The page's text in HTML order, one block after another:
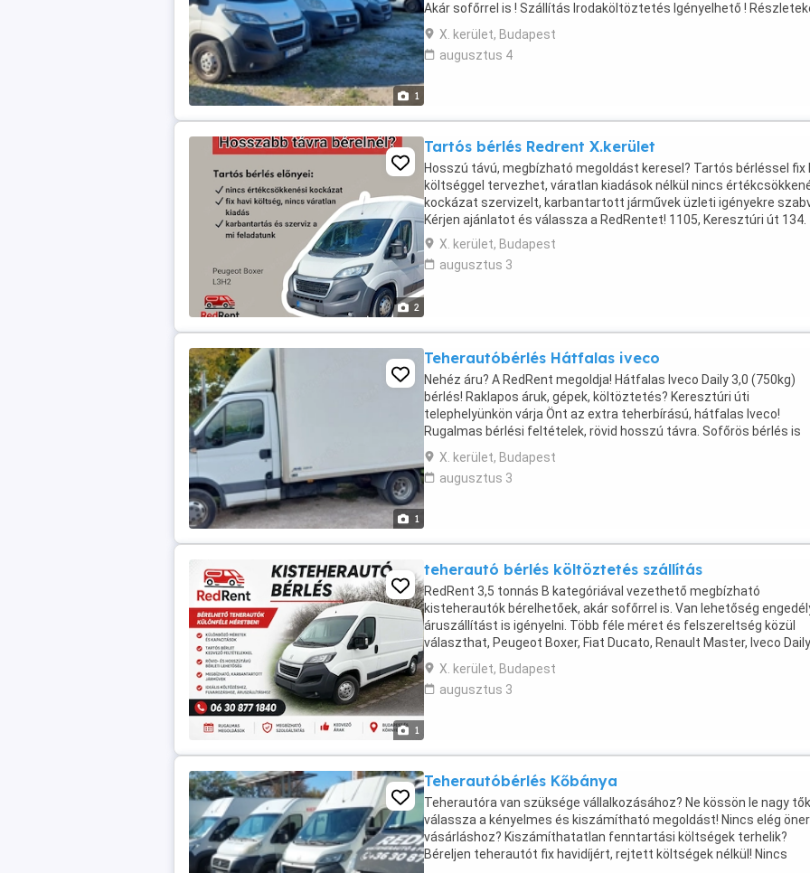
1
Akár sofőrrel is ! Szállítás Irodaköltöztetés Igényelhető !
érdeklődjön !
X. kerület, Budapest
augusztus 4
2
Tartós bérlés Redrent X.kerület
Hosszú távú, megbízható megoldást keresel? Tartós bérléssel fix
költséggel tervezhet, váratlan kiadások nélkül nincs
kockázat szervizelt, karbantartott járművek üzleti igényekre
Kérjen ajánlatot és válassza a RedRentet! 1105, Keresztúri út 134.
X. kerület, Budapest
augusztus 3
1
Teherautóbérlés Hátfalas iveco
Nehéz áru? A RedRent megoldja! Hátfalas Iveco Daily 3,0 (750kg)
bérlés! Raklapos áruk, gépek, költöztetés? Keresztúri úti
telephelyünkön várja Önt az extra teherbírású, hátfalas Iveco!
Rugalmas bérlési feltételek, rövid hosszú távra. Sofőrös bérlés is
lehetséges! RedRent.hu, 06308771840
X. kerület, Budapest
augusztus 3
1
teherautó bérlés költöztetés szállítás
RedRent 3,5 tonnás B kategóriával vezethető megbízható
kisteherautók bérelhetőek, akár sofőrrel is. Van lehetőség
áruszállítást is igényelni. Több féle méret és felszereltség közül
választhat, Peugeot Boxer, Fiat Ducato, Renault Master, Iveco Daily.
furgonok és felépítményes, vonóhorgos és ...
X. kerület, Budapest
augusztus 3
Teherautóbérlés Kőbánya
Teherautóra van szüksége vállalkozásához? Ne kössön le nagy
válassza a kényelmes és kiszámítható megoldást! Nincs elég
vásárláshoz? Kiszámíthatatlan fenntartási költségek terhelik?
Béreljen teherautót fix havidíjért, rejtett költségek nélkül! Nincs